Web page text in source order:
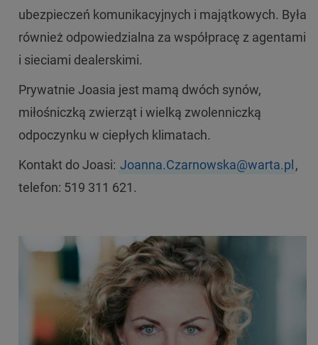
ubezpieczeń komunikacyjnych i majątkowych. Była
również odpowiedzialna za współpracę z agentami
i sieciami dealerskimi.
Prywatnie Joasia jest mamą dwóch synów,
miłośniczką zwierząt i wielką zwolenniczką
odpoczynku w ciepłych klimatach.
Kontakt do Joasi: Joanna.Czarnowska@warta.pl ,
telefon: 519 311 621.